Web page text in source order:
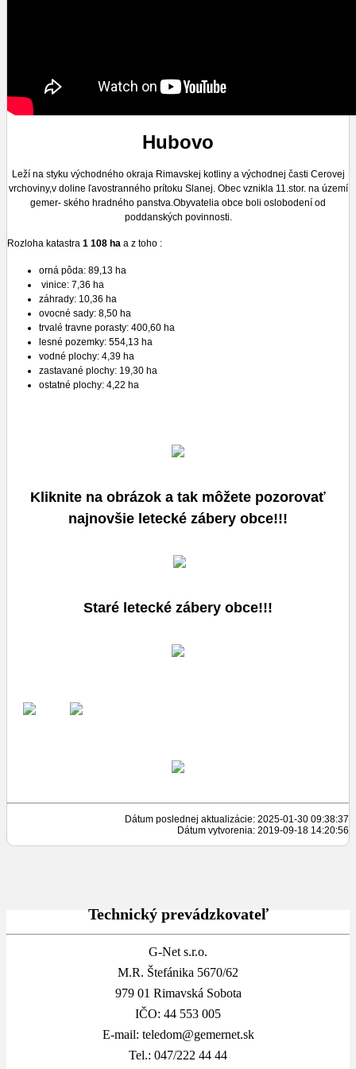
Hubovo
Leží na styku východného okraja Rimavskej kotliny a východnej časti Cerovej
vrchoviny,v doline ľavostranného prítoku Slanej. Obec vznikla 11.stor. na území
gemer- ského hradného panstva.Obyvatelia obce boli oslobodení od
poddanských povinnosti.
Rozloha katastra 1 108 ha a z toho :
orná pôda: 89,13 ha
vinice: 7,36 ha
záhrady: 10,36 ha
ovocné sady: 8,50 ha
trvalé travne porasty: 400,60 ha
lesné pozemky: 554,13 ha
vodné plochy: 4,39 ha
zastavané plochy: 19,30 ha
ostatné plochy: 4,22 ha
Kliknite na obrázok a tak môžete pozorovať
najnovšie letecké zábery obce!!!
Staré letecké zábery obce!!!
Dátum poslednej aktualizácie: 2025-01-30 09:38:37
Dátum vytvorenia: 2019-09-18 14:20:56
Technický prevádzkovateľ
G-Net s.r.o.
M.R. Štefánika 5670/62
979 01 Rimavská Sobota
IČO: 44 553 005
E-mail: teledom@gemernet.sk
Tel.: 047/222 44 44